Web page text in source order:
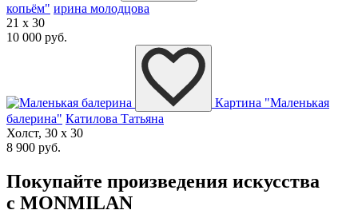
копьём" ирина молодцова
21 x 30
10 000 руб.
Картина "Маленькая
балерина" Катилова Татьяна
Холст, 30 x 30
8 900 руб.
Покупайте произведения искусства
с MONMILAN